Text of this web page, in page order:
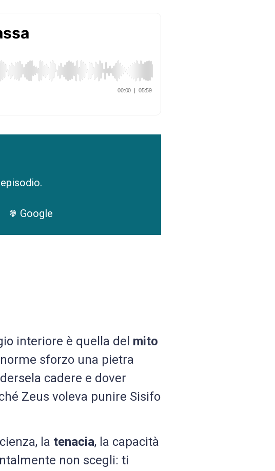
Google
interiore è quella del mito
sforzo una pietra
cadere e dover
Zeus voleva punire Sisifo
la tenacia, la capacità
non scegli: ti